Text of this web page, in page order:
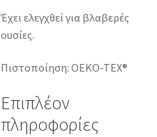
Έχει ελεγχθεί για βλαβερές
ουσίες.
Πιστοποίηση: OEKO-TEX®
Επιπλέον
πληροφορίες